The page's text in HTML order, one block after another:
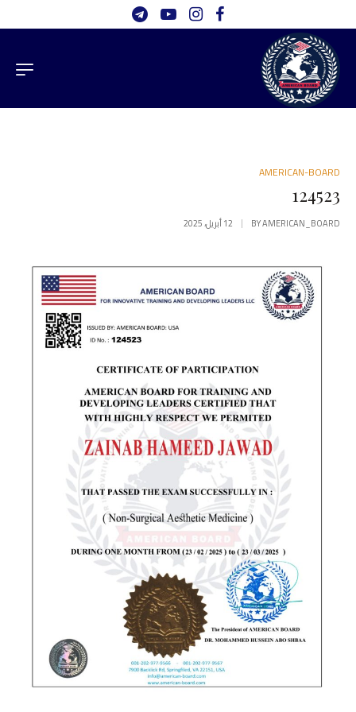
AMERICAN-BOARD
124523
BYAMERICAN_BOARD 12 أبريل، 2025